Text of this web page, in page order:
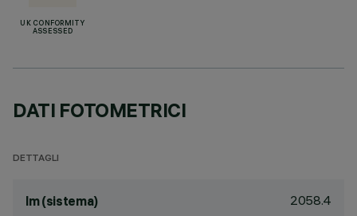
UK CONFORMITY
ASSESSED
DATI FOTOMETRICI
DETTAGLI
lm (sistema) 2058.4